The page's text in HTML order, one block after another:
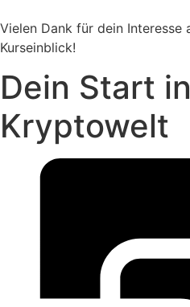
Vielen Dank für dein Interesse
Kurseinblick!
Dein Start
Kryptowelt